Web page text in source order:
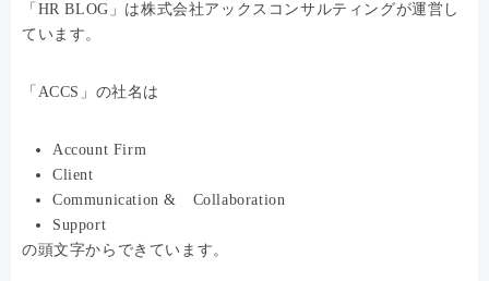
「HR BLOG」は株式会社アックスコンサルティングが運営し
ています。
「ACCS」の社名は
Account Firm
Client
Communication & Collaboration
Support
の頭文字からできています。